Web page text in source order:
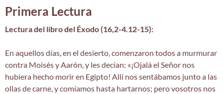
Primera Lectura
Lectura del libro del Éxodo (16,2-4.12-15):
En aquellos días, en el desierto, comenzaron todos a murmurar
contra Moisés y Aarón, y les decían: «¡Ojalá el Señor nos
hubiera hecho morir en Egipto! Allí nos sentábamos junto a las
ollas de carne, y comíamos hasta hartarnos; pero vosotros nos